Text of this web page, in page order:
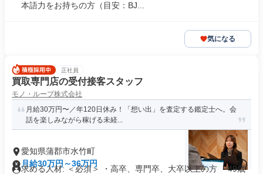
本語力をお持ちの方（目安：BJ...
気になる
正社員
買取専門店の受付接客スタッフ
モノ・ループ株式会社
月給30万円〜／年120日休み！「想い出」を査定する鑑定士へ。会
話を楽しみながら稼げる未経...
愛知県蒲郡市水竹町
月給30万円～36万円
求める人材: ＜必須＞ ・高卒、専門卒、大卒以上の方 ・49歳